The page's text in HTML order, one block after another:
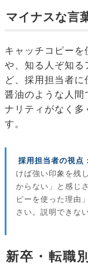
マイナスな言
キャッチコピー
や、知る人ぞ知る
ど、採用担当者
醤油のような人間
ナリティがなく多
す。
採用担当者の視点：
けば強い印象を残
からない」と感じ
ピーを使った理由
さい。説明できな
新卒・転職